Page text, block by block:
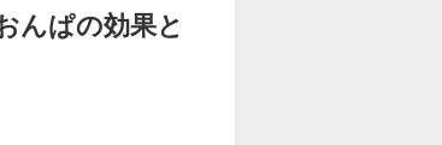
んぱの効果と